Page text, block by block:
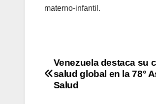
materno-infantil.
Venezuela destaca su
salud global en la 78°
Salud